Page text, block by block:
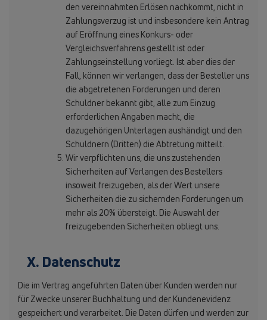
den vereinnahmten Erlösen nachkommt, nicht in
Zahlungsverzug ist und insbesondere kein Antrag
auf Eröffnung eines Konkurs- oder
Vergleichsverfahrens gestellt ist oder
Zahlungseinstellung vorliegt. Ist aber dies der
Fall, können wir verlangen, dass der Besteller uns
die abgetretenen Forderungen und deren
Schuldner bekannt gibt, alle zum Einzug
erforderlichen Angaben macht, die
dazugehörigen Unterlagen aushändigt und den
Schuldnern (Dritten) die Abtretung mitteilt.
Wir verpflichten uns, die uns zustehenden
Sicherheiten auf Verlangen des Bestellers
insoweit freizugeben, als der Wert unsere
Sicherheiten die zu sichernden Forderungen um
mehr als 20% übersteigt. Die Auswahl der
freizugebenden Sicherheiten obliegt uns.
X. Datenschutz
Die im Vertrag angeführten Daten über Kunden werden nur
für Zwecke unserer Buchhaltung und der Kundenevidenz
gespeichert und verarbeitet. Die Daten dürfen und werden zur